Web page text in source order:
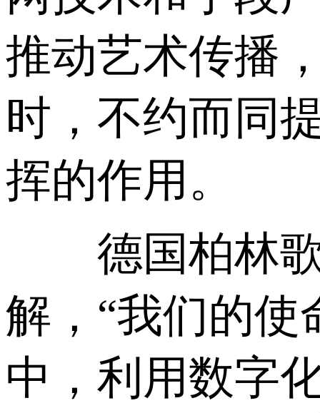
推动艺术传播
时，不约而同
挥的作用。
德国柏林歌
解，“我们的
中，利用数字